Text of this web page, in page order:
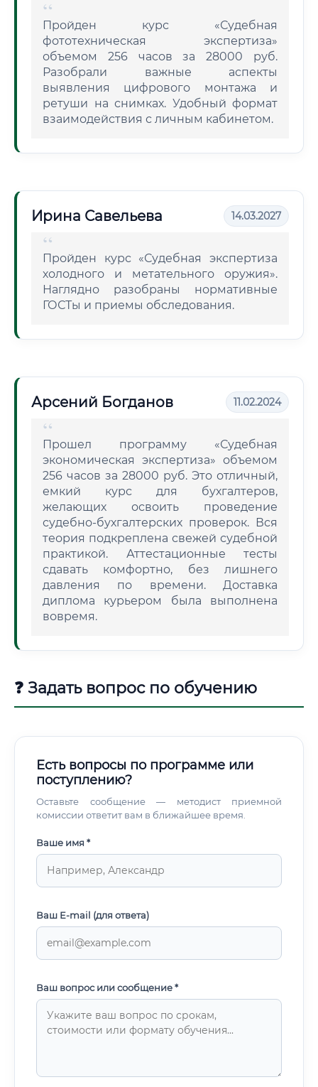
Пройден курс «Судебная
фототехническая экспертиза»
объемом 256 часов за 28000 руб.
Разобрали важные аспекты
выявления цифрового монтажа и
ретуши на снимках. Удобный формат
взаимодействия с личным кабинетом.
Ирина Савельева 14.03.2027
Пройден курс «Судебная экспертиза
холодного и метательного оружия».
Наглядно разобраны нормативные
ГОСТы и приемы обследования.
Арсений Богданов 11.02.2024
Прошел программу «Судебная
экономическая экспертиза» объемом
256 часов за 28000 руб. Это отличный,
емкий курс для бухгалтеров,
желающих освоить проведение
судебно-бухгалтерских проверок. Вся
теория подкреплена свежей судебной
практикой. Аттестационные тесты
сдавать комфортно, без лишнего
давления по времени. Доставка
диплома курьером была выполнена
вовремя.
❓ Задать вопрос по обучению
Есть вопросы по программе или
поступлению?
Оставьте сообщение — методист приемной
комиссии ответит вам в ближайшее время.
Ваше имя *
Ваш E-mail (для ответа)
Ваш вопрос или сообщение *